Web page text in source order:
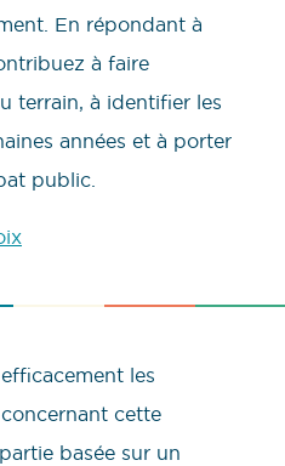
En répondant à
à faire
terrain, à identifier les
années et à porter
public.
les
cette
basée sur un